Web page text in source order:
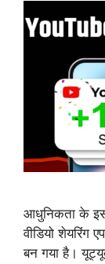
आधुनिकता के
वीडियो शेयरिंग
बन गया है।